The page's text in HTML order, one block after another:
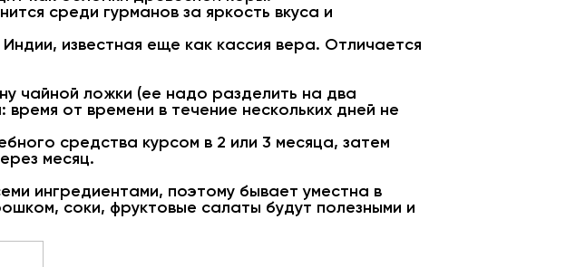
среди гурманов за яркость вкуса и
известная еще как кассия вера. Отличается
чайной ложки (ее надо разделить на два
от времени в течение нескольких дней не
средства курсом в 2 или 3 месяца, затем
месяц.
ингредиентами, поэтому бывает уместна в
соки, фруктовые салаты будут полезными и